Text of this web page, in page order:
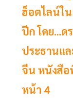
ฮ็อตไลน์ใ
ปีก โดย...ด
ประธานแล
จีน หนังสือ
หน้า 4